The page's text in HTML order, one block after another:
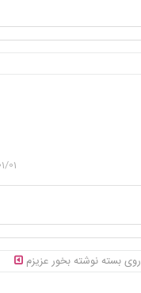
01
بسته نوشته بخور عزیزم